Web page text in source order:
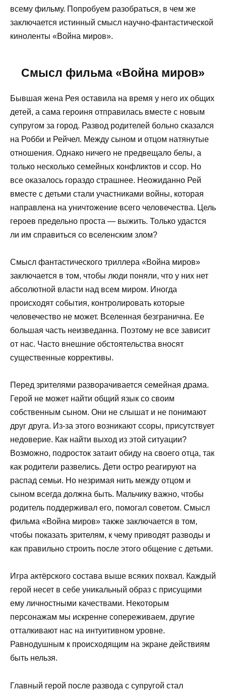
всему фильму. Попробуем разобраться, в чем же
заключается истинный смысл научно-фантастической
киноленты «Война миров».
Смысл фильма «Война миров»
Бывшая жена Рея оставила на время у него их общих
детей, а сама героиня отправилась вместе с новым
супругом за город. Развод родителей больно сказался
на Робби и Рейчел. Между сыном и отцом натянутые
отношения. Однако ничего не предвещало белы, а
только несколько семейных конфликтов и ссор. Но
все оказалось гораздо страшнее. Неожиданно Рей
вместе с детьми стали участниками войны, которая
направлена на уничтожение всего человечества. Цель
героев предельно проста — выжить. Только удастся
ли им справиться со вселенским злом?
Смысл фантастического триллера «Война миров»
заключается в том, чтобы люди поняли, что у них нет
абсолютной власти над всем миром. Иногда
происходят события, контролировать которые
человечество не может. Вселенная безгранична. Ее
большая часть неизведанна. Поэтому не все зависит
от нас. Часто внешние обстоятельства вносят
существенные коррективы.
Перед зрителями разворачивается семейная драма.
Герой не может найти общий язык со своим
собственным сыном. Они не слышат и не понимают
друг друга. Из-за этого возникают ссоры, присутствует
недоверие. Как найти выход из этой ситуации?
Возможно, подросток затаит обиду на своего отца, так
как родители развелись. Дети остро реагируют на
распад семьи. Но незримая нить между отцом и
сыном всегда должна быть. Мальчику важно, чтобы
родитель поддерживал его, помогал советом. Смысл
фильма «Война миров» также заключается в том,
чтобы показать зрителям, к чему приводят разводы и
как правильно строить после этого общение с детьми.
Игра актёрского состава выше всяких похвал. Каждый
герой несет в себе уникальный образ с присущими
ему личностными качествами. Некоторым
персонажам мы искренне сопереживаем, другие
отталкивают нас на интуитивном уровне.
Равнодушным к происходящим на экране действиям
быть нельзя.
Главный герой после развода с супругой стал